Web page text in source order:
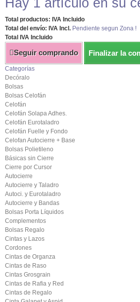
Hay 1 artículo en su
Total productos: IVA Incluido
Total del envío: IVA Incl. Pendiente segun Zona !
Total IVA Incluido
Seguir comprando Finalizar la
Categorías
Decóralo
Bolsas
Bolsas Celofán
Celofán
Celofán Solapa Adhes.
Celofán Eurotaladro
Celofán Fuelle y Fondo
Celofan Autocierre + Base
Bolsas Polietileno
Básicas sin Cierre
Cierre por Cursor
Autocierre
Autocierre y Taladro
Autoci. y Eurotaladro
Autocierre y Bandas
Bolsas Porta Líquidos
Complementos
Bolsas Regalo
Cintas y Lazos
Cordones
Cintas de Organza
Cintas de Raso
Cintas Grosgrain
Cintas de Rafia y Red
Cintas de Regalo